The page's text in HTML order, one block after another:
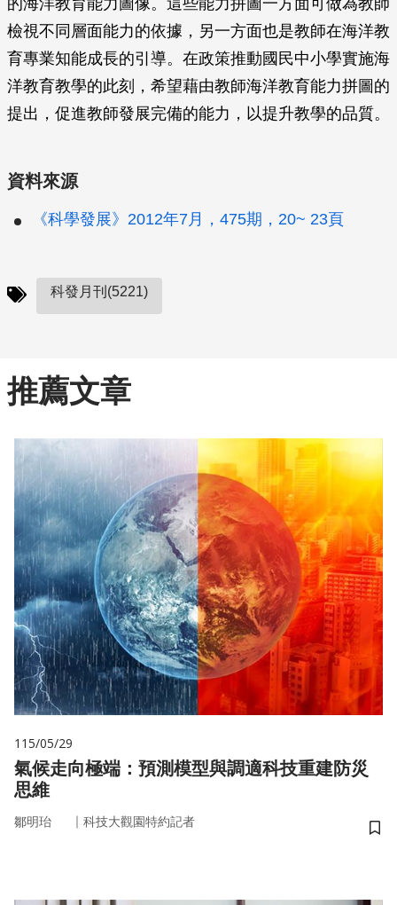
的海洋教育能力圖像。這些能力拼圖一方面可做為教師
檢視不同層面能力的依據，另一方面也是教師在海洋教
育專業知能成長的引導。在政策推動國民中小學實施海
洋教育教學的此刻，希望藉由教師海洋教育能力拼圖的
提出，促進教師發展完備的能力，以提升教學的品質。
資料來源
《科學發展》2012年7月，475期，20~ 23頁
科發月刊(5221)
推薦文章
115/05/29
氣候走向極端：預測模型與調適科技重建防災
思維
鄒明珆 ｜ 科技大觀園特約記者
儲